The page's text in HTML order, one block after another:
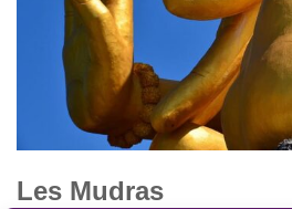
Les Mudras